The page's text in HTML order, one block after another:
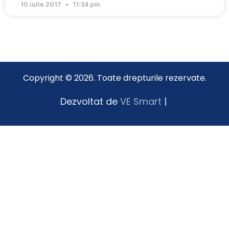
10 iulie 2017 11:34 pm
Copyright © 2026. Toate drepturile rezervate.
Dezvoltat de VE Smart |